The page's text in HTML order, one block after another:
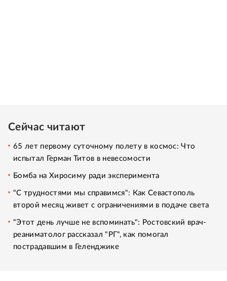
Сейчас читают
65 лет первому суточному полету в космос: Что
испытал Герман Титов в невесомости
Бомба на Хиросиму ради эксперимента
"С трудностями мы справимся": Как Севастополь
второй месяц живет с ограничениями в подаче света
"Этот день лучше не вспоминать": Ростовский врач-
реаниматолог рассказал "РГ", как помогал
пострадавшим в Геленджике